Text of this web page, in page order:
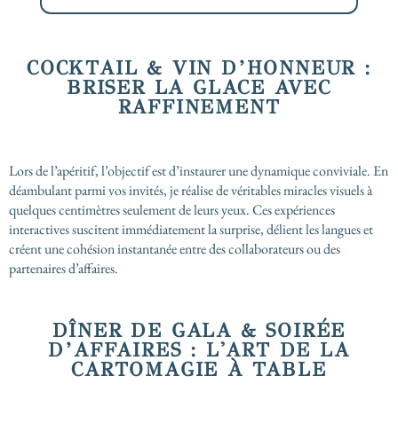
COCKTAIL & VIN D’HONNEUR :
BRISER LA GLACE AVEC
RAFFINEMENT
Lors de l’apéritif, l’objectif est d’instaurer une dynamique conviviale. En
déambulant parmi vos invités, je réalise de véritables miracles visuels à
quelques centimètres seulement de leurs yeux. Ces expériences
interactives suscitent immédiatement la surprise, délient les langues et
créent une cohésion instantanée entre des collaborateurs ou des
partenaires d’affaires.
DÎNER DE GALA & SOIRÉE
D’AFFAIRES : L'ART DE LA
CARTOMAGIE À TABLE